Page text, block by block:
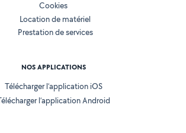
Cookies
Location de matériel
Prestation de services
NOS APPLICATIONS
Télécharger l’application iOS
l’application Android